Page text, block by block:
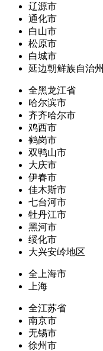
辽源市
通化市
白山市
松原市
白城市
延边朝鲜族自治州
全黑龙江省
哈尔滨市
齐齐哈尔市
鸡西市
鹤岗市
双鸭山市
大庆市
伊春市
佳木斯市
七台河市
牡丹江市
黑河市
绥化市
大兴安岭地区
全上海市
上海
全江苏省
南京市
无锡市
徐州市